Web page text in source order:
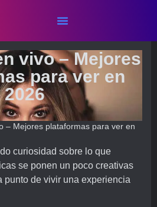
vivo – Mejores
para ver en
2026
– Mejores plataformas para ver en
curiosidad sobre lo que
se ponen un poco creativas
punto de vivir una experiencia